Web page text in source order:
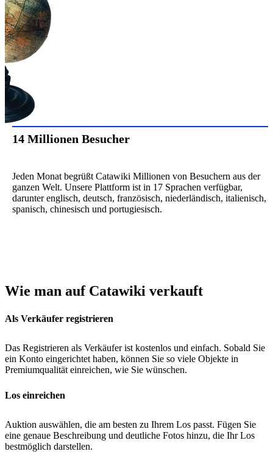
14 Millionen Besucher
Jeden Monat begrüßt Catawiki Millionen von Besuchern aus der
ganzen Welt. Unsere Plattform ist in 17 Sprachen verfügbar,
darunter englisch, deutsch, französisch, niederländisch, italienisch,
spanisch, chinesisch und portugiesisch.
Wie man auf Catawiki verkauft
Als Verkäufer registrieren
Das Registrieren als Verkäufer ist kostenlos und einfach. Sobald Sie
ein Konto eingerichtet haben, können Sie so viele Objekte in
Premiumqualität einreichen, wie Sie wünschen.
Los einreichen
Auktion auswählen, die am besten zu Ihrem Los passt. Fügen Sie
eine genaue Beschreibung und deutliche Fotos hinzu, die Ihr Los
bestmöglich darstellen.